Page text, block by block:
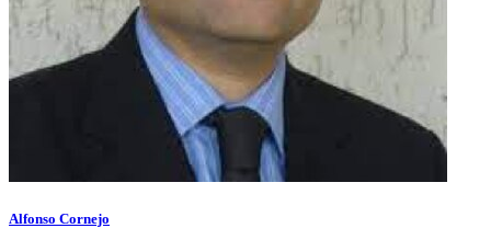
Alfonso Cornejo